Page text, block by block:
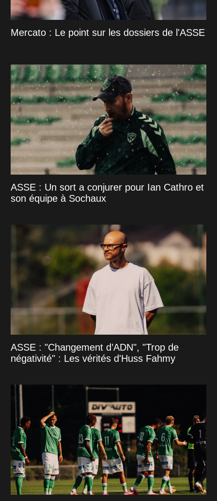
Mercato : Le point sur les dossiers de l'ASSE
ASSE : Un sort a conjurer pour Ian Cathro et
son équipe à Sochaux
ASSE : "Changement d’ADN", "Trop de
négativité" : Les vérités d'Huss Fahmy